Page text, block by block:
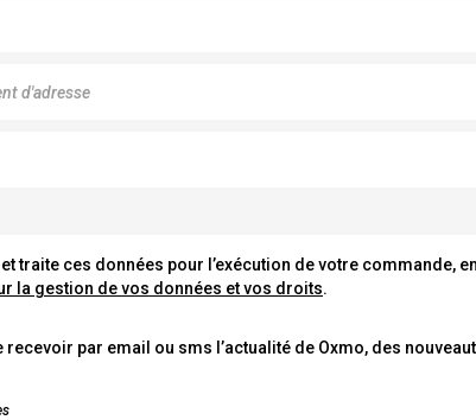
traite ces données pour l’exécution de votre commande,
la gestion de vos données et vos droits.
recevoir par email ou sms l’actualité de Oxmo, des